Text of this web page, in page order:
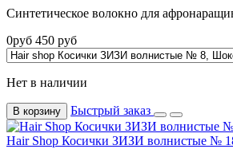
Синтетическое волокно для
0руб 450 руб
Нет в наличии
В корзину Быстрый заказ
Hair Shop Косички ЗИЗИ волнистые №